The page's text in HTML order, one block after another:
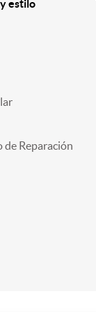
estilo
Reparación